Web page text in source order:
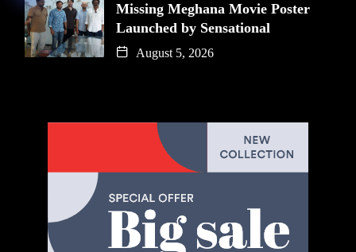
Missing Meghana Movie Poster
Launched by Sensational
August 5, 2026